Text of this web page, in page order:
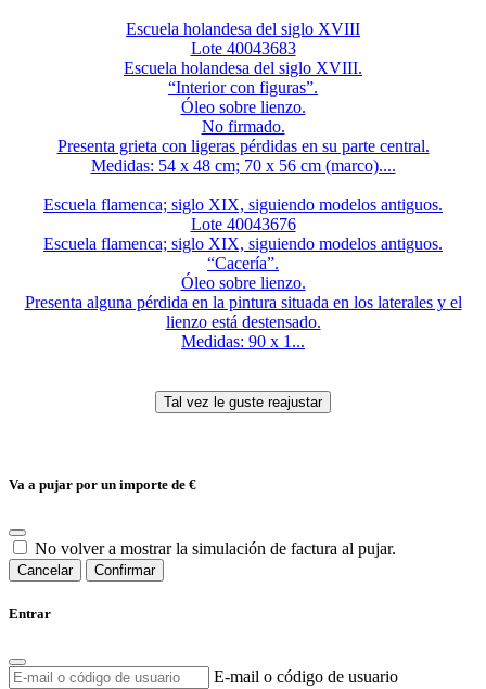
Escuela holandesa del siglo XVIII
Lote 40043683
Escuela holandesa del siglo XVIII.
“Interior con figuras”.
Óleo sobre lienzo.
No firmado.
Presenta grieta con ligeras pérdidas en su parte central.
Medidas: 54 x 48 cm; 70 x 56 cm (marco)....
Escuela flamenca; siglo XIX, siguiendo modelos antiguos.
Lote 40043676
Escuela flamenca; siglo XIX, siguiendo modelos antiguos.
“Cacería”.
Óleo sobre lienzo.
Presenta alguna pérdida en la pintura situada en los laterales y el
lienzo está destensado.
Medidas: 90 x 1...
Va a pujar por un importe de €
No volver a mostrar la simulación de factura al pujar.
Cancelar Confirmar
Entrar
E-mail o código de usuario